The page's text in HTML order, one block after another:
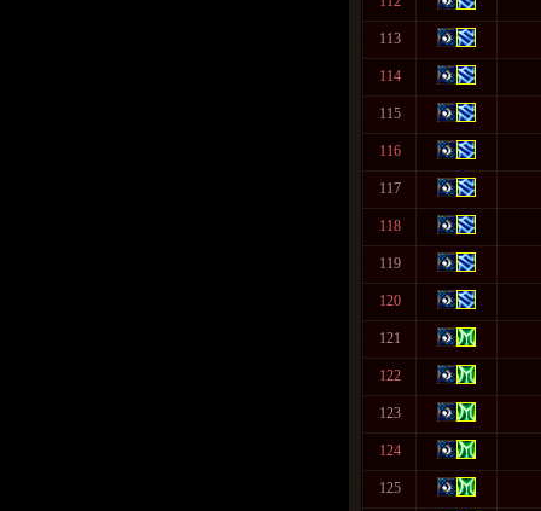
113
114
115
116
117
118
119
120
121
122
123
124
125